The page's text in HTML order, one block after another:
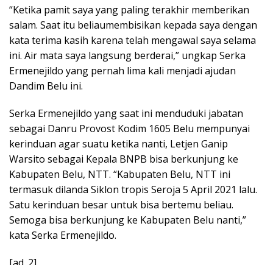
“Ketika pamit saya yang paling terakhir memberikan
salam. Saat itu beliaumembisikan kepada saya dengan
kata terima kasih karena telah mengawal saya selama
ini. Air mata saya langsung berderai,” ungkap Serka
Ermenejildo yang pernah lima kali menjadi ajudan
Dandim Belu ini.
Serka Ermenejildo yang saat ini menduduki jabatan
sebagai Danru Provost Kodim 1605 Belu mempunyai
kerinduan agar suatu ketika nanti, Letjen Ganip
Warsito sebagai Kepala BNPB bisa berkunjung ke
Kabupaten Belu, NTT. “Kabupaten Belu, NTT ini
termasuk dilanda Siklon tropis Seroja 5 April 2021 lalu.
Satu kerinduan besar untuk bisa bertemu beliau.
Semoga bisa berkunjung ke Kabupaten Belu nanti,”
kata Serka Ermenejildo.